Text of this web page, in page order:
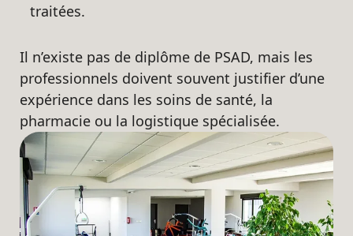
traitées.
Il n’existe pas de diplôme de PSAD, mais les
professionnels doivent souvent justifier d’une
expérience dans les soins de santé, la
pharmacie ou la logistique spécialisée.